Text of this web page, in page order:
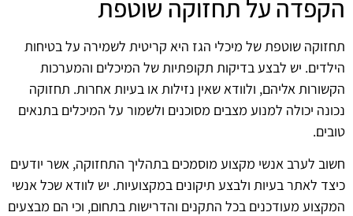
הקפדה על תחזוקה שוטפת
תחזוקה שוטפת של מיכלי הגז היא קריטית לשמירה על בטיחות
הילדים. יש לבצע בדיקות תקופתיות של המיכלים והמערכות
הקשורות אליהם, ולוודא שאין נזילות או בעיות אחרות. תחזוקה
נכונה יכולה למנוע מצבים מסוכנים ולשמור על המיכלים בתנאים
טובים.
חשוב לערב אנשי מקצוע מוסמכים בתהליך התחזוקה, אשר יודעים
כיצד לאתר בעיות ולבצע תיקונים במקצועיות. יש לוודא שכל אנשי
המקצוע מעודכנים בכל התקנים והדרישות בתחום, וכי הם מבצעים